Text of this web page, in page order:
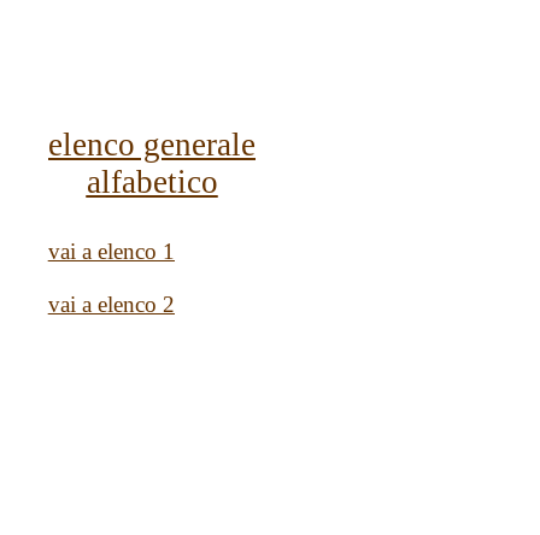
elenco generale
alfabetico
vai a elenco 1
vai a elenco 2